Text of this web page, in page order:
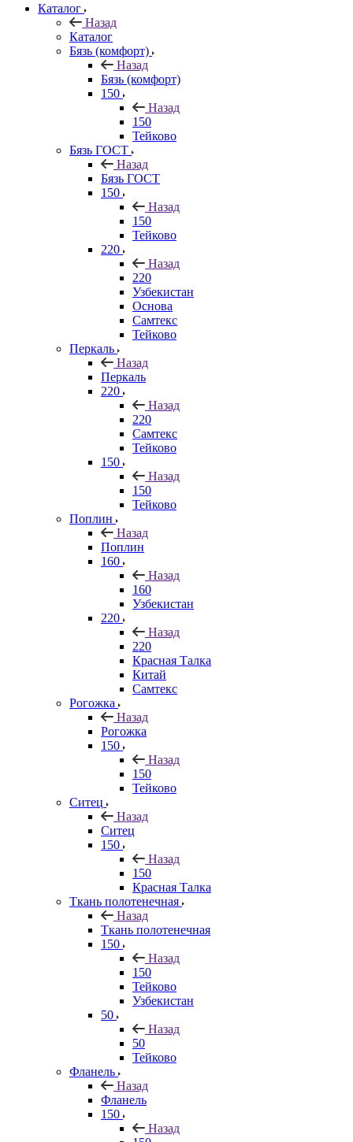
Каталог
Назад
Каталог
Бязь (комфорт)
Назад
Бязь (комфорт)
150
Назад
150
Тейково
Бязь ГОСТ
Назад
Бязь ГОСТ
150
Назад
150
Тейково
220
Назад
220
Узбекистан
Основа
Самтекс
Тейково
Перкаль
Назад
Перкаль
220
Назад
220
Самтекс
Тейково
150
Назад
150
Тейково
Поплин
Назад
Поплин
160
Назад
160
Узбекистан
220
Назад
220
Красная Талка
Китай
Самтекс
Рогожка
Назад
Рогожка
150
Назад
150
Тейково
Ситец
Назад
Ситец
150
Назад
150
Красная Талка
Ткань полотенечная
Назад
Ткань полотенечная
150
Назад
150
Тейково
Узбекистан
50
Назад
50
Тейково
Фланель
Назад
Фланель
150
Назад